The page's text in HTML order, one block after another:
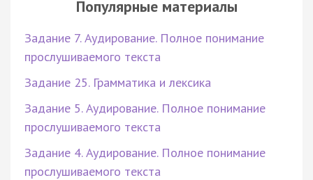
Популярные материалы
Задание 7. Аудирование. Полное понимание
прослушиваемого текста
Задание 25. Грамматика и лексика
Задание 5. Аудирование. Полное понимание
прослушиваемого текста
Задание 4. Аудирование. Полное понимание
прослушиваемого текста